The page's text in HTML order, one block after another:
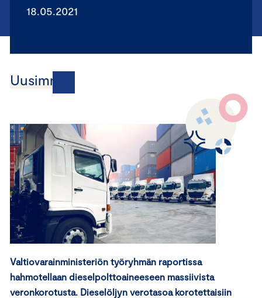
18.05.2021
Uusimmat
Valtiovarainministeriön työryhmän raportissa
hahmotellaan dieselpolttoaineeseen massiivista
veronkorotusta. Dieselöljyn verotasoa korotettaisiin